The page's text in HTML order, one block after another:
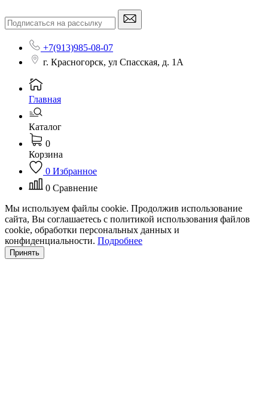
+7(913)985-08-07
г. Красногорск, ул Спасская, д. 1А
Главная
Каталог
0
Корзина
0 Избранное
0 Сравнение
Мы используем файлы cookie. Продолжив использование
сайта, Вы соглашаетесь с политикой использования файлов
cookie, обработки персональных данных и
конфиденциальности. Подробнее
Принять